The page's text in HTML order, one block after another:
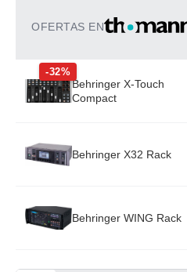
OFERTAS EN
-32%
Behringer X-Touch
Compact
Behringer X32 Rack
Behringer WING Rack